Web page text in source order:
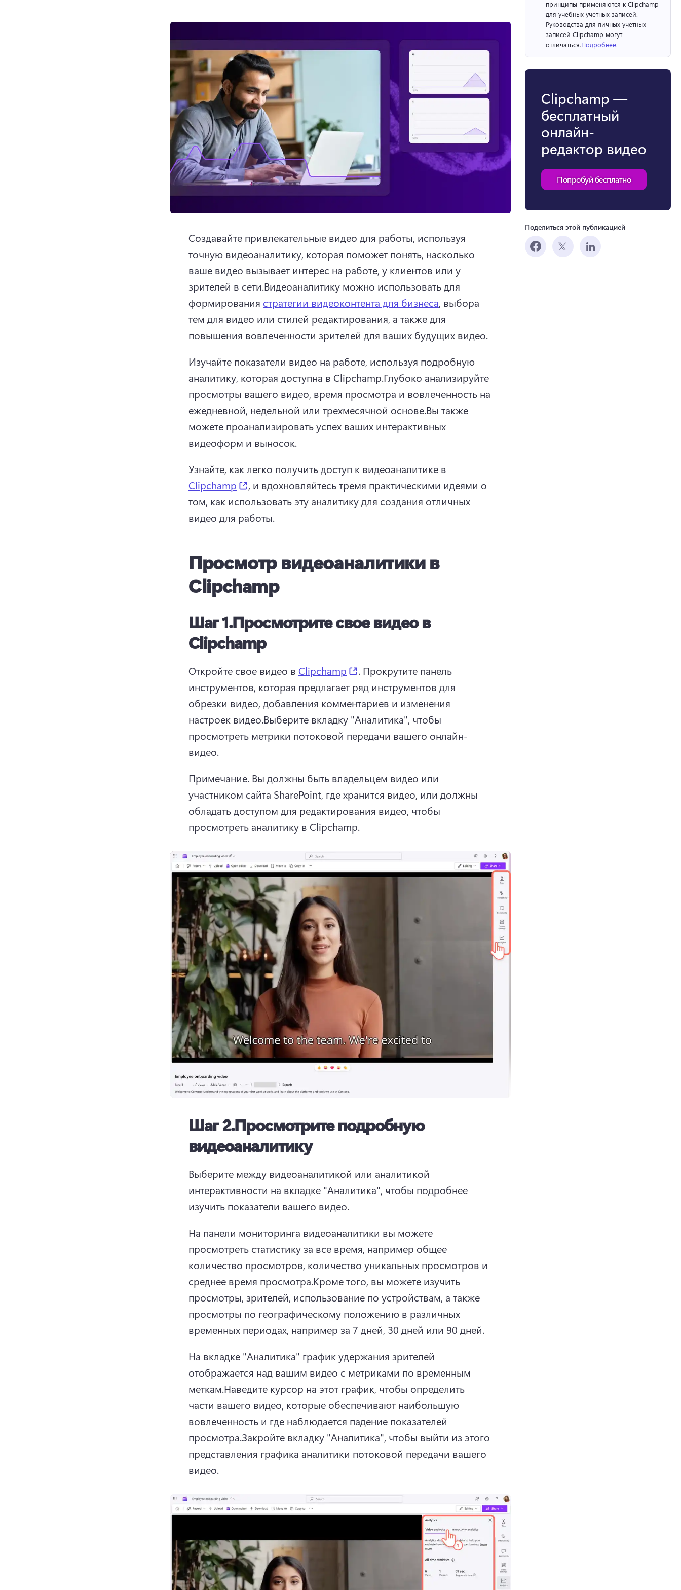
Создавайте привлекательные видео для работы, используя
точную видеоаналитику, которая поможет понять, насколько
ваше видео вызывает интерес на работе, у клиентов или у
зрителей в сети.Видеоаналитику можно использовать для
формирования стратегии видеоконтента для бизнеса, выбора
тем для видео или стилей редактирования, а также для
повышения вовлеченности зрителей для ваших будущих видео.
Изучайте показатели видео на работе, используя подробную
аналитику, которая доступна в Clipchamp.Глубоко анализируйте
просмотры вашего видео, время просмотра и вовлеченность на
ежедневной, недельной или трехмесячной основе.Вы также
можете проанализировать успех ваших интерактивных
видеоформ и выносок.
Узнайте, как легко получить доступ к видеоаналитике в
Clipchamp
(opens in a new tab)
, и вдохновляйтесь тремя практическими идеями о
том, как использовать эту аналитику для создания отличных
видео для работы.
Просмотр видеоаналитики в
Clipchamp
Шаг 1.Просмотрите свое видео в
Clipchamp
Откройте свое видео в Clipchamp (opens in a new tab)
. Прокрутите панель
инструментов, которая предлагает ряд инструментов для
обрезки видео, добавления комментариев и изменения
настроек видео.Выберите вкладку "Аналитика", чтобы
просмотреть метрики потоковой передачи вашего онлайн-
видео.
Примечание. Вы должны быть владельцем видео или
участником сайта SharePoint, где хранится видео, или должны
обладать доступом для редактирования видео, чтобы
просмотреть аналитику в Clipchamp.
Шаг 2.Просмотрите подробную
видеоаналитику
Выберите между видеоаналитикой или аналитикой
интерактивности на вкладке "Аналитика", чтобы подробнее
изучить показатели вашего видео.
На панели мониторинга видеоаналитики вы можете
просмотреть статистику за все время, например общее
количество просмотров, количество уникальных просмотров и
среднее время просмотра.Кроме того, вы можете изучить
просмотры, зрителей, использование по устройствам, а также
просмотры по географическому положению в различных
временных периодах, например за 7 дней, 30 дней или 90 дней.
На вкладке "Аналитика" график удержания зрителей
отображается над вашим видео с метриками по временным
меткам.Наведите курсор на этот график, чтобы определить
части вашего видео, которые обеспечивают наибольшую
вовлеченность и где наблюдается падение показателей
просмотра.Закройте вкладку "Аналитика", чтобы выйти из этого
представления графика аналитики потоковой передачи вашего
видео.
принципы применяются к Clipchamp
Руководства для личных учетных
записей Clipchamp могут
отличаться.Подробнее.
Clipchamp —
бесплатный
онлайн-
редактор видео
Попробуй бесплатно
Поделиться этой публикацией